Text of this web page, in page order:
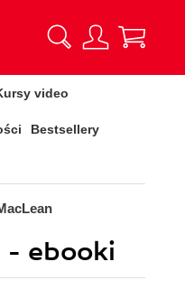
video
Bestsellery
- ebooki